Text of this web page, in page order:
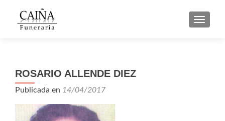
ROSARIO ALLENDE DIEZ
Publicada en 14/04/2017